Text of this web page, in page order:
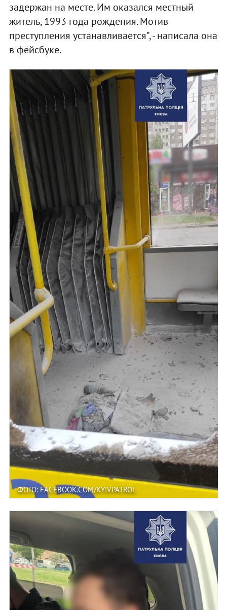
задержан на месте. Им оказался местный
житель, 1993 года рождения. Мотив
преступления устанавливается", - написала она
в фейсбуке.
ФОТО: FACEBOOK.COM/KYIVPATROL